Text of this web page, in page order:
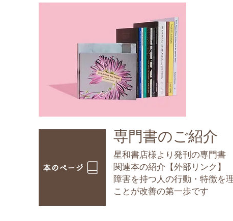
本のページ
​専門書のご紹介
星和書店様より発刊の専門書
​関連本の紹介【外部リンク】
障害を持つ人の行動・特徴を
ことが改善の第一歩です